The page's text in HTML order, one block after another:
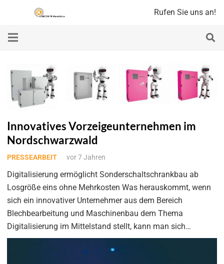
Rufen Sie uns an!
Innovatives Vorzeigeunternehmen im
Nordschwarzwald
PRESSEARBEIT vor 7 Jahren
Digitalisierung ermöglicht Sonderschaltschrankbau ab
Losgröße eins ohne Mehrkosten Was herauskommt, wenn
sich ein innovativer Unternehmer aus dem Bereich
Blechbearbeitung und Maschinenbau dem Thema
Digitalisierung im Mittelstand stellt, kann man sich…